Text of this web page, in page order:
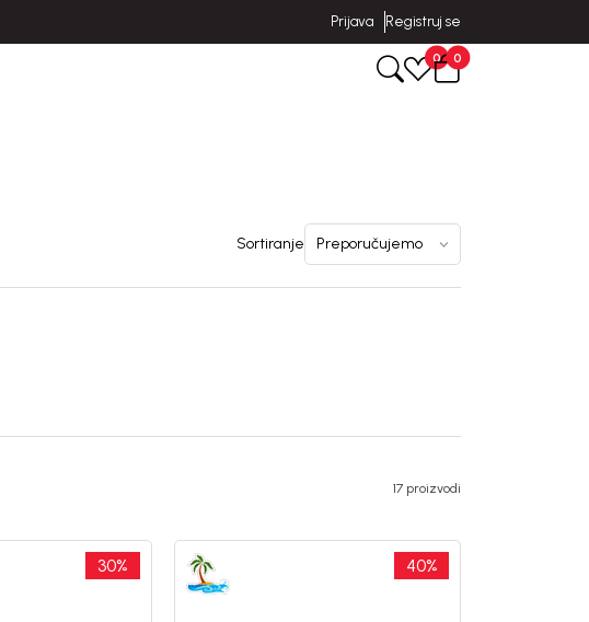
Prijava Registruj se
0 0
Sortiranje
17 proizvodi
30% 40%